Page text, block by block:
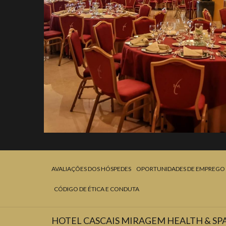
AVALIAÇÕES DOS HÓSPEDES OPORTUNIDADES DE EMPREGO
CÓDIGO DE ÉTICA E CONDUTA
HOTEL CASCAIS MIRAGEM HEALTH &